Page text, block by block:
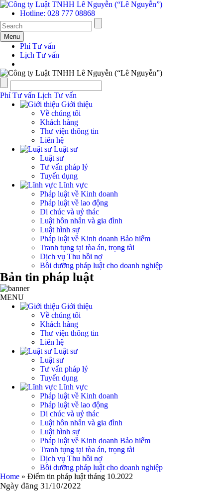
Hotline: 028 777 08868
Menu
Phí Tư vấn
Lịch Tư vấn
Phí Tư vấn Lịch Tư vấn
Giới thiệu
Về chúng tôi
Khách hàng
Thư viện thông tin
Liên hệ
Luật sư
Luật sư
Tư vấn pháp lý
Tuyển dụng
Lĩnh vực
Pháp luật về Kinh doanh
Pháp luật về lao động
Di chúc và uỷ thác
Luật hôn nhân và gia đình
Luật hình sự
Pháp luật về Kinh doanh Bảo hiểm
Tranh tụng tại tòa án, trọng tài
Dịch vụ Thu hồi nợ
Bồi dưỡng pháp luật cho doanh nghiệp
Bản tin pháp luật
MENU
Giới thiệu
Về chúng tôi
Khách hàng
Thư viện thông tin
Liên hệ
Luật sư
Luật sư
Tư vấn pháp lý
Tuyển dụng
Lĩnh vực
Pháp luật về Kinh doanh
Pháp luật về lao động
Di chúc và uỷ thác
Luật hôn nhân và gia đình
Luật hình sự
Pháp luật về Kinh doanh Bảo hiểm
Tranh tụng tại tòa án, trọng tài
Dịch vụ Thu hồi nợ
Bồi dưỡng pháp luật cho doanh nghiệp
Home » Điểm tin pháp luật tháng 10.2022
Ngày đăng 31/10/2022